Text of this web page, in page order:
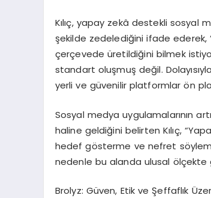
Kılıç, yapay zekâ destekli sosyal
şekilde zedelediğini ifade ederek,
çerçevedeüretildiğini bilmek
standart oluşmuş değil. Dolayısı
yerli ve güvenilir platformlarön
Sosyal medya uygulamalarının artı
haline geldiğini belirten Kılıç, “
hedef gösterme ve nefret sö
nedenle bu alanda ulusal ölçekte
Brolyz: Güven, Etik ve Şeffaflık Ü